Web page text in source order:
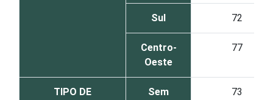
Sul 72
Centro-
Oeste
77
TIPO DE
Sem
73